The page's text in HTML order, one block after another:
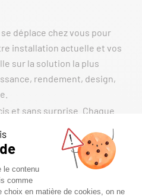
déplace chez vous pour
installation actuelle et vos
sur la solution la plus
rendement, design,
et sans surprise. Chaque
pose, matériaux, options —
des coûts
la logistique et le
(poêle, cheminée,
sont respectés, et notre